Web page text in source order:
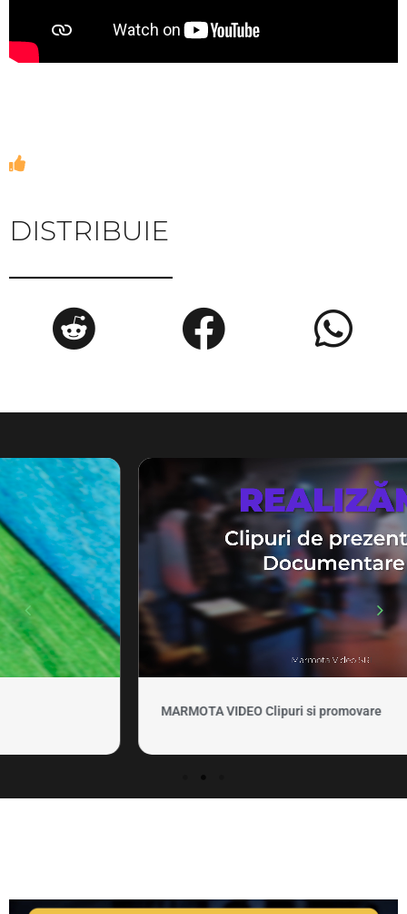
DISTRIBUIE
MARMOTA VIDEO Clipuri si promovare